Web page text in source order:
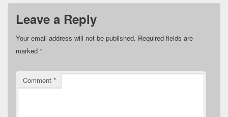
Leave a Reply
Your email address will not be published. Required fields are
marked *
Comment *